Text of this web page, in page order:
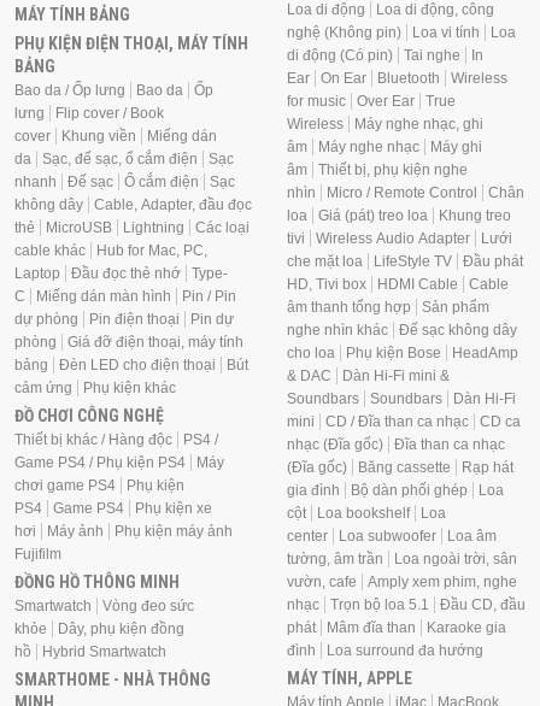
MÁY TÍNH BẢNG
PHỤ KIỆN ĐIỆN THOẠI, MÁY TÍNH
BẢNG
Bao da / Ốp lưng Bao da
Ốp
lưng
Flip cover / Book
cover
Khung viền
Miếng dán
da
Sạc, đế sạc, ổ cắm điện
Sạc
nhanh
Đế sạc Ổ cắm điện
Sạc
không dây
Cable, Adapter, đầu đọc
thẻ
MicroUSB Lightning
Các loại
cable khác
Hub for Mac, PC,
Laptop
Đầu đọc thẻ nhớ
Type-
C
Miếng dán màn hình
Pin / Pin
dự phòng
Pin điện thoại
Pin dự
phòng
Giá đỡ điện thoại, máy tính
bảng
Đèn LED cho điện thoại
Bút
cảm ứng
Phụ kiện khác
ĐỒ CHƠI CÔNG NGHỆ
Thiết bị khác / Hàng độc
PS4 /
Game PS4 / Phụ kiện PS4
Máy
chơi game PS4
Phụ kiện
PS4
Game PS4
Phụ kiện xe
hơi
Máy ảnh
Phụ kiện máy ảnh
Fujifilm
ĐỒNG HỒ THÔNG MINH
Smartwatch
Vòng đeo sức
khỏe
Dây, phụ kiện đồng
hồ
Hybrid Smartwatch
SMARTHOME - NHÀ THÔNG
Loa di động
Loa di động, công
nghệ (Không pin)
Loa vi tính
Loa
di động (Có pin)
Tai nghe
In
Ear
On Ear Bluetooth
Wireless
for music
Over Ear
True
Wireless
Máy nghe nhạc, ghi
âm
Máy nghe nhạc
Máy ghi
âm
Thiết bị, phụ kiện nghe
nhìn
Micro / Remote Control
Chân
loa
Giá (pát) treo loa
Khung treo
tivi
Wireless Audio Adapter
Lưới
che mặt loa
LifeStyle TV
Đầu phát
HD, Tivi box
HDMI Cable
Cable
âm thanh tổng hợp
Sản phẩm
nghe nhìn khác
Đế sạc không dây
cho loa
Phụ kiện Bose
HeadAmp
& DAC
Dàn Hi-Fi mini &
Soundbars
Soundbars
Dàn Hi-Fi
mini
CD / Đĩa than ca nhạc
CD ca
nhạc (Đĩa gốc)
Đĩa than ca nhạc
(Đĩa gốc)
Băng cassette
Rạp hát
gia đình
Bộ dàn phối ghép
Loa
cột
Loa bookshelf
Loa
center
Loa subwoofer
Loa âm
tường, âm trần
Loa ngoài trời, sân
vườn, cafe
Amply xem phim, nghe
nhạc
Trọn bộ loa 5.1
Đầu CD, đầu
phát
Mâm đĩa than
Karaoke gia
đình
Loa surround đa hướng
MÁY TÍNH, APPLE